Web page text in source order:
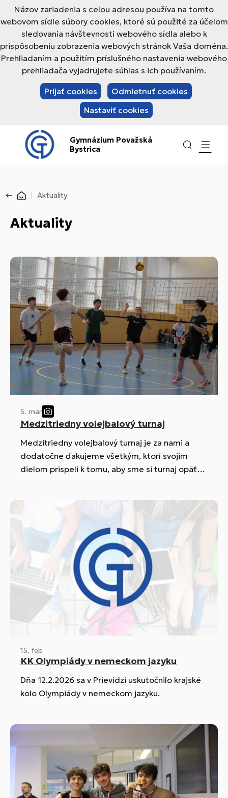
Názov zariadenia s celou adresou používa na tomto
webovom sídle súbory cookies, ktoré sú použité za účelom
sledovania návštevnosti webového sídla alebo k
prispôsobeniu zobrazenia webových stránok Vaša doména.
Prehliadaním a použitím príslušného nastavenia webového
prehliadača vyjadrujete súhlas s ich používaním.
Prijať cookies
Odmietnuť cookies
Nastaviť cookies
Gymnázium Považská
Bystrica
Aktuality
Aktuality
5. mar
Medzitriedny volejbalový turnaj
Medzitriedny volejbalový turnaj je za nami a
dodatočne ďakujeme všetkým, ktorí svojim
dielom prispeli k tomu, aby sme si turnaj opäť
15. feb
KK Olympiády v nemeckom jazyku
Dňa 12.2.2026 sa v Prievidzi uskutočnilo krajské
kolo Olympiády v nemeckom jazyku.